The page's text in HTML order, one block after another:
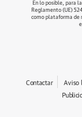
En lo posible, para
Reglamento (UE)
como plataforma de
Contactar Aviso